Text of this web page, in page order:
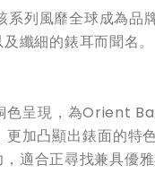
風靡全球成為品
纖細的錶耳而聞名。
色呈現，為Orient
加凸顯出錶面的特
合正尋找兼具優雅